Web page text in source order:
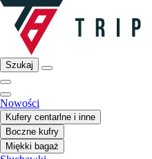
Szukaj
Nowości
Kufery centarlne i inne
Boczne kufry
Miękki bagaż